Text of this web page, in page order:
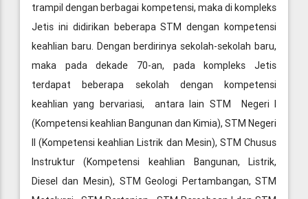
trampil dengan berbagai kompetensi, maka di kompleks
Jetis ini didirikan beberapa STM dengan kompetensi
keahlian baru. Dengan berdirinya sekolah-sekolah baru,
maka pada dekade 70-an, pada kompleks Jetis
terdapat beberapa sekolah dengan kompetensi
keahlian yang bervariasi, antara lain STM Negeri I
(Kompetensi keahlian Bangunan dan Kimia), STM Negeri
II (Kompetensi keahlian Listrik dan Mesin), STM Chusus
Instruktur (Kompetensi keahlian Bangunan, Listrik,
Diesel dan Mesin), STM Geologi Pertambangan, STM